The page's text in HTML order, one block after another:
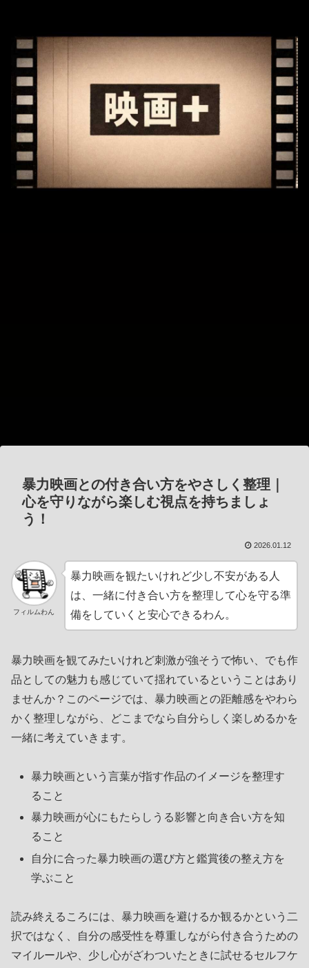
暴力映画との付き合い方をやさしく整理｜
心を守りながら楽しむ視点を持ちましょ
う！
2026.01.12
フィルムわん
暴力映画を観たいけれど少し不安がある人
は、一緒に付き合い方を整理して心を守る準
備をしていくと安心できるわん。
暴力映画を観てみたいけれど刺激が強そうで怖い、でも作
品としての魅力も感じていて揺れているということはあり
ませんか？このページでは、暴力映画との距離感をやわら
かく整理しながら、どこまでなら自分らしく楽しめるかを
一緒に考えていきます。
暴力映画という言葉が指す作品のイメージを整理す
ること
暴力映画が心にもたらしうる影響と向き合い方を知
ること
自分に合った暴力映画の選び方と鑑賞後の整え方を
学ぶこと
読み終えるころには、暴力映画を避けるか観るかという二
択ではなく、自分の感受性を尊重しながら付き合うための
マイルールや、少し心がざわついたときに試せるセルフケ